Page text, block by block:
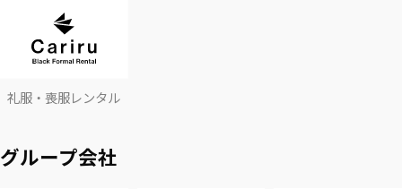
礼服・喪服レンタル
グループ会社